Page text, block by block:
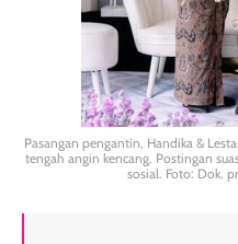
Pasangan pengantin, Handika &
tengah angin kencang. Postingan
sosial. Foto: Dok.